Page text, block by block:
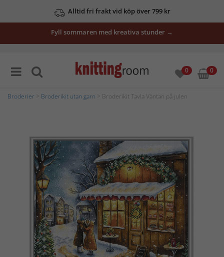
Alltid fri frakt vid köp över 799 kr
Fyll sommaren med kreativa stunder →
0 0
Broderier Broderikit utan garn > Broderikit Tavla Väntan på julen